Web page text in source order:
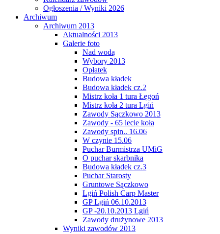
Ogłoszenia / Wyniki 2026
Archiwum
Archiwum 2013
Aktualności 2013
Galerie foto
Nad wodą
Wybory 2013
Opłatek
Budowa kładek
Budowa kładek cz.2
Mistrz koła 1 tura Łęgoń
Mistrz koła 2 tura Lgiń
Zawody Sączkowo 2013
Zawody - 65 lecie koła
Zawody spin.. 16.06
W czynie 15.06
Puchar Burmistrza UMiG
O puchar skarbnika
Budowa kładek cz.3
Puchar Starosty
Gruntowe Sączkowo
Lgiń Polish Carp Master
GP Lgiń 06.10.2013
GP -20.10.2013 Lgiń
Zawody drużynowe 2013
Wyniki zawodów 2013